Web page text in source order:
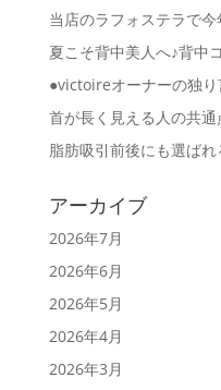
当店のラフォステラで
夏こそ背中美人へ♪背中
●victoireオーナーの
首が長く見える人の共
脂肪吸引前後にも選ば
アーカイブ
2026年7月
2026年6月
2026年5月
2026年4月
2026年3月